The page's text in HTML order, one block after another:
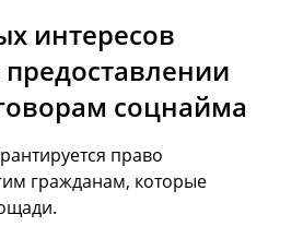
интересов
соцнайма
право
гражданам, которые